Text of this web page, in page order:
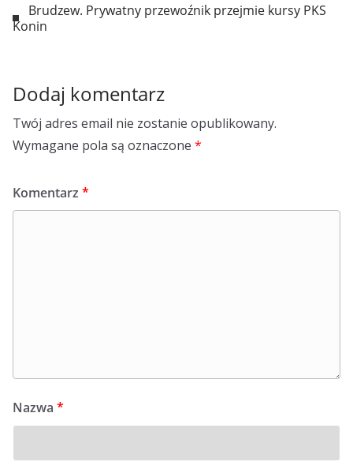
Brudzew. Prywatny przewoźnik przejmie kursy PKS
Konin
Dodaj komentarz
Twój adres email nie zostanie opublikowany.
Wymagane pola są oznaczone *
Komentarz *
Nazwa *